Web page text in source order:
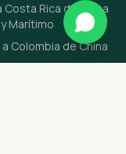
Costa Rica de China
Marítimo
a Colombia de China